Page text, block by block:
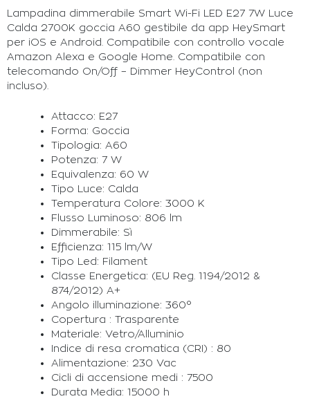
Lampadina dimmerabile Smart Wi-Fi LED E27 7W Luce
Calda 2700K goccia A60 gestibile da app HeySmart
per iOS e Android. Compatibile con controllo vocale
Amazon Alexa e Google Home. Compatibile con
telecomando On/Off – Dimmer HeyControl (non
incluso).
Attacco: E27
Forma: Goccia
Tipologia: A60
Potenza: 7 W
Equivalenza: 60 W
Tipo Luce: Calda
Temperatura Colore: 3000 K
Flusso Luminoso: 806 lm
Dimmerabile: Sì
Efficienza: 115 lm/W
Tipo Led: Filament
Classe Energetica: (EU Reg. 1194/2012 &
874/2012) A+
Angolo illuminazione: 360°
Copertura : Trasparente
Materiale: Vetro/Alluminio
Indice di resa cromatica (CRI) : 80
Alimentazione: 230 Vac
Cicli di accensione medi : 7500
Durata Media: 15000 h